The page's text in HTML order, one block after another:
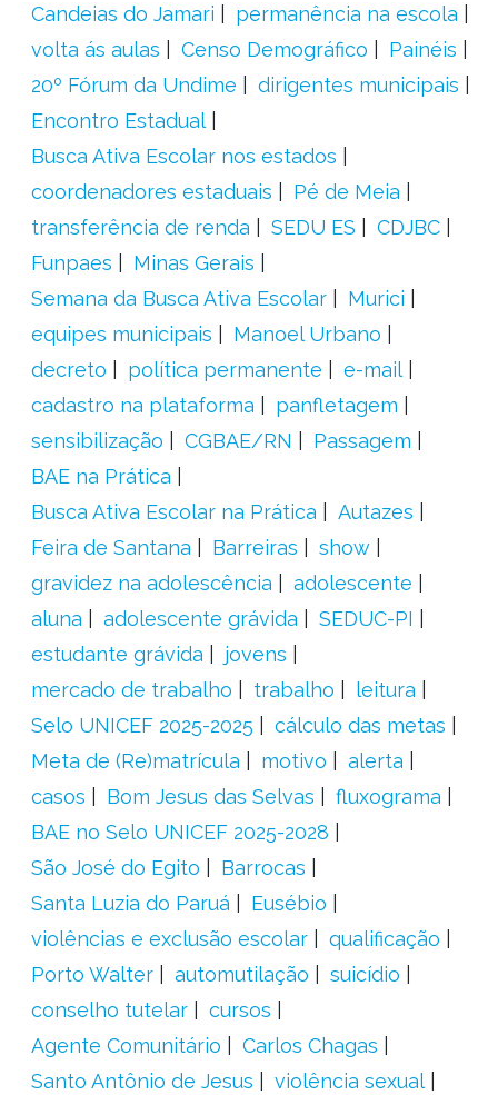
Candeias do Jamari
permanência na escola
volta ás aulas
Censo Demográfico
Painéis
20º Fórum da Undime
dirigentes municipais
Encontro Estadual
Busca Ativa Escolar nos estados
coordenadores estaduais
Pé de Meia
transferência de renda
SEDU ES
CDJBC
Funpaes
Minas Gerais
Semana da Busca Ativa Escolar
Murici
equipes municipais
Manoel Urbano
decreto
política permanente
e-mail
cadastro na plataforma
panfletagem
sensibilização
CGBAE/RN
Passagem
BAE na Prática
Busca Ativa Escolar na Prática
Autazes
Feira de Santana
Barreiras
show
gravidez na adolescência
adolescente
aluna
adolescente grávida
SEDUC-PI
estudante grávida
jovens
mercado de trabalho
trabalho
leitura
Selo UNICEF 2025-2025
cálculo das metas
Meta de (Re)matrícula
motivo
alerta
casos
Bom Jesus das Selvas
fluxograma
BAE no Selo UNICEF 2025-2028
São José do Egito
Barrocas
Santa Luzia do Paruá
Eusébio
violências e exclusão escolar
qualificação
Porto Walter
automutilação
suicídio
conselho tutelar
cursos
Agente Comunitário
Carlos Chagas
Santo Antônio de Jesus
violência sexual